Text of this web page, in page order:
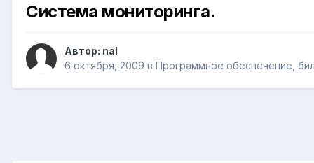
Система мониторинга.
Автор: nal
6 октября, 2009 в Программное обеспечение,